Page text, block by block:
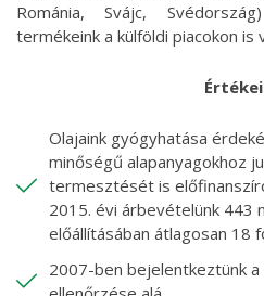
Románia, Svájc,
termékeink a külföldi piacokon is
Olajaink gyógyhatása
minőségű alapanyagokhoz
termesztését is
2015. évi árbevételünk 443
előállításában átlagosan 18
2007-ben bejelentkeztünk